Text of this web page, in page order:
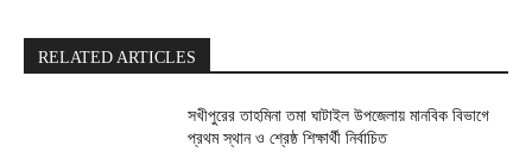
RELATED ARTICLES
সখীপুরের তাহমিনা তমা ঘাটাইল উপজেলায় মানবিক বিভাগে
প্রথম স্থান ও শ্রেষ্ঠ শিক্ষার্থী নির্বাচিত